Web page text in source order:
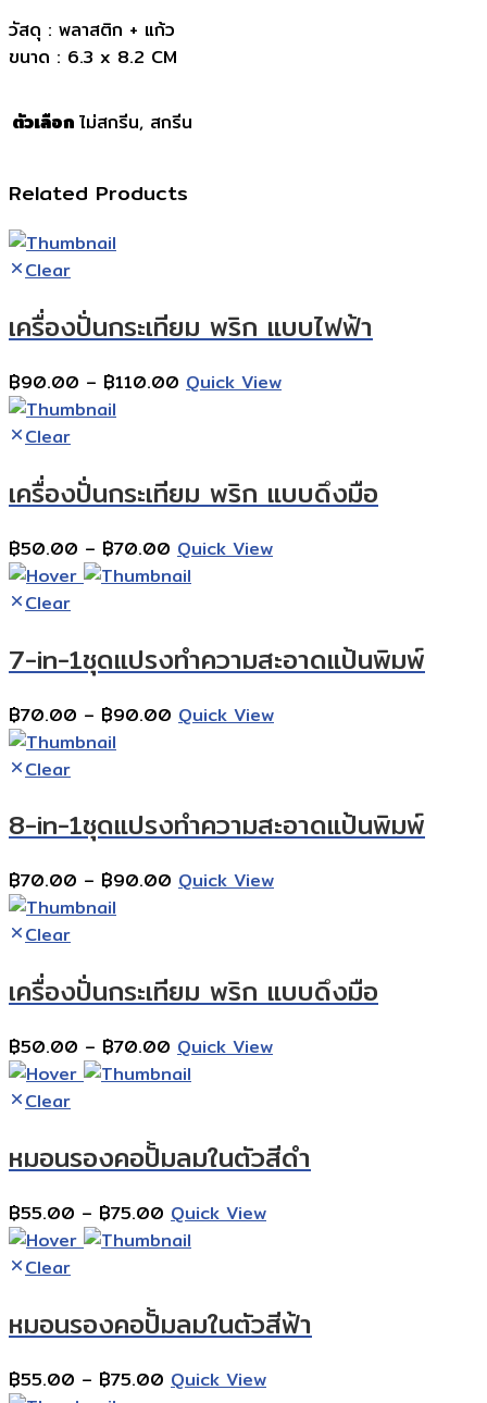
วัสดุ : พลาสติก + แก้ว
ขนาด : 6.3 x 8.2 CM
ตัวเลือก ไม่สกรีน, สกรีน
Related Products
Clear
เครื่องปั่นกระเทียม พริก แบบไฟฟ้า
฿90.00 – ฿110.00 Price
฿110.00
Quick View
Clear
เครื่องปั่นกระเทียม พริก แบบดึงมือ
฿50.00 – ฿70.00 Price
range:
฿70.00
Quick View
Clear
7-in-1ชุดแปรงทําความสะอาดแป้นพิมพ์
฿70.00 – ฿90.00 Price
฿90.00
Quick View
Clear
8-in-1ชุดแปรงทําความสะอาดแป้นพิมพ์
฿70.00 – ฿90.00 Price
฿90.00
Quick View
Clear
เครื่องปั่นกระเทียม พริก แบบดึงมือ
฿50.00 – ฿70.00 Price
range:
฿70.00
Quick View
Clear
หมอนรองคอปั้มลมในตัวสีดำ
฿55.00 – ฿75.00 Price
range:
฿75.00
Quick View
Clear
หมอนรองคอปั้มลมในตัวสีฟ้า
฿55.00 – ฿75.00 Price
Quick View